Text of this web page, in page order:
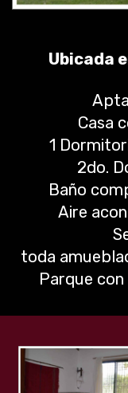
Ubicada
Casa
1
2do.
Baño
Aire
toda
Parque